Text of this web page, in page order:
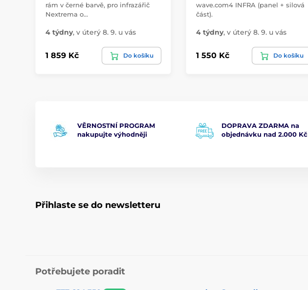
rám v černé barvě, pro infrazářič
Nextrema o…
4 týdny, v úterý 8. 9. u vás
1 859 Kč Do košíku
wave.com4 INFRA (panel + silová
část).
4 týdny, v úterý 8. 9. u vás
1 550 Kč Do košíku
VĚRNOSTNÍ PROGRAM
nakupujte výhodněji
DOPRAVA ZDARMA na
objednávku nad 2.000 Kč
Přihlaste se do newsletteru
Potřebujete poradit